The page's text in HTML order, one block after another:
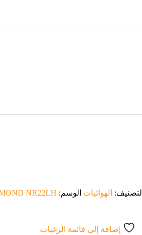
التصنيف: الهوائيات الوسم: NR22LH
إضافة إلى قائمة الرغبات